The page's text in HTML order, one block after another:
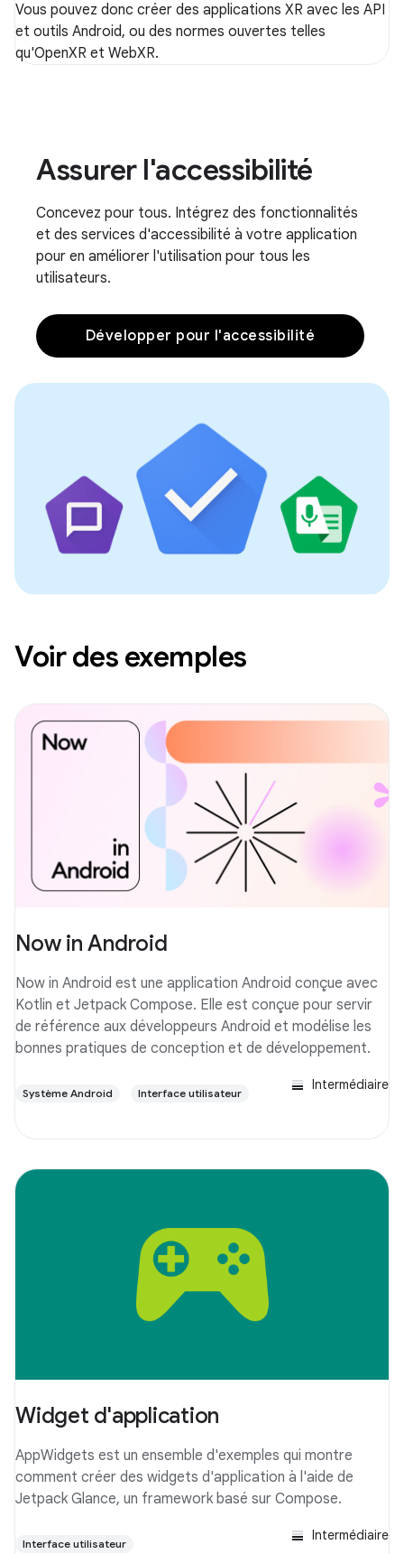
Vous pouvez donc créer des applications XR avec les API
et outils Android, ou des normes ouvertes telles
qu'OpenXR et WebXR.
Assurer l'accessibilité
Concevez pour tous. Intégrez des fonctionnalités
et des services d'accessibilité à votre application
pour en améliorer l'utilisation pour tous les
utilisateurs.
Développer pour l'accessibilité
Voir des exemples
Now in Android
Now in Android est une application Android conçue avec
Kotlin et Jetpack Compose. Elle est conçue pour servir
de référence aux développeurs Android et modélise les
bonnes pratiques de conception et de développement.
Système Android Interface utilisateur
Intermédiaire
Widget d'application
AppWidgets est un ensemble d'exemples qui montre
comment créer des widgets d'application à l'aide de
Jetpack Glance, un framework basé sur Compose.
Interface utilisateur
Intermédiaire